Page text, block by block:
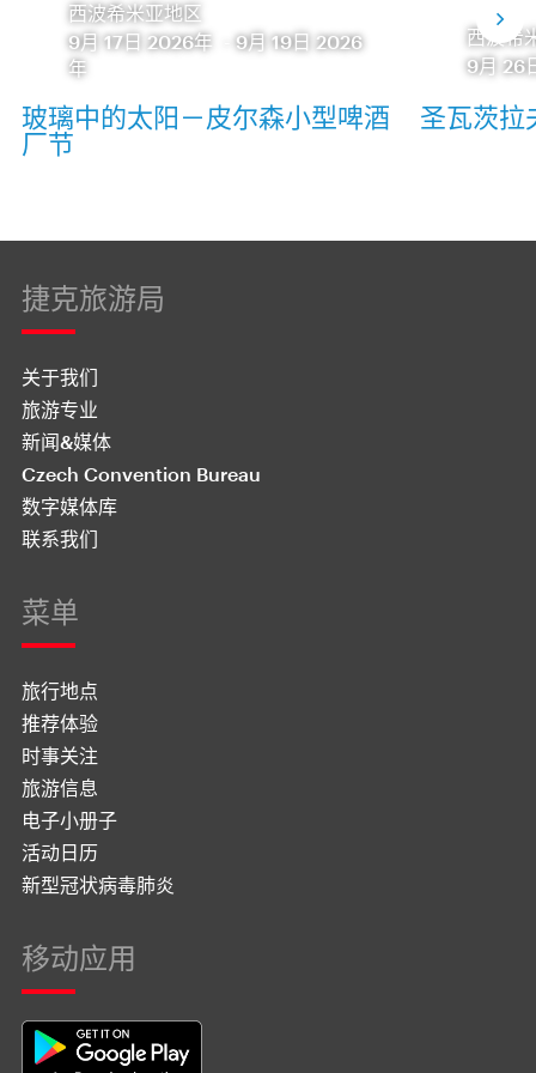
西波希米亚地区
9月 17日 2026年
9月 19日 2026
年
玻璃中的太阳－皮尔森小型啤酒
厂节
西波希
9月 26
圣瓦茨拉
捷克旅游局
关于我们
旅游专业
新闻&媒体
Czech Convention Bureau
数字媒体库
联系我们
菜单
旅行地点
推荐体验
时事关注
旅游信息
电子小册子
活动日历
新型冠状病毒肺炎
移动应用